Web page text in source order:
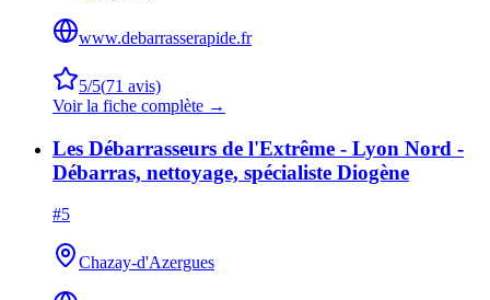
www.debarrasserapide.fr
5/5(71 avis)
Voir la fiche complète →
Les Débarrasseurs de l'Extrême - Lyon Nord -
Débarras, nettoyage, spécialiste Diogène
#5
Chazay-d'Azergues